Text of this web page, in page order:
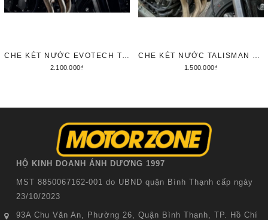
CHE KÉT NƯỚC EVOTECH TRIUMPH TRIDENT 660 CHÍNH HÃNG
2.100.000₫
CHE KÉT NƯỚC TALISMAN CHO TRIUMPH TRIDENT 660
1.500.000₫
HỘ KINH DOANH ÁNH DƯƠNG 1997
MST 8850067162-001 do UBND quận Bình Thạnh cấp ngày
23/10/2023
93A Chu Văn An, Phường 26, Quận Bình Thạnh, TP. Hồ Chí